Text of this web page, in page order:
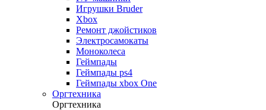
Игрушки Bruder
Xbox
Ремонт джойстиков
Электросамокаты
Моноколеса
Геймпады
Геймпады ps4
Геймпады xbox One
Оргтехника
Оргтехника